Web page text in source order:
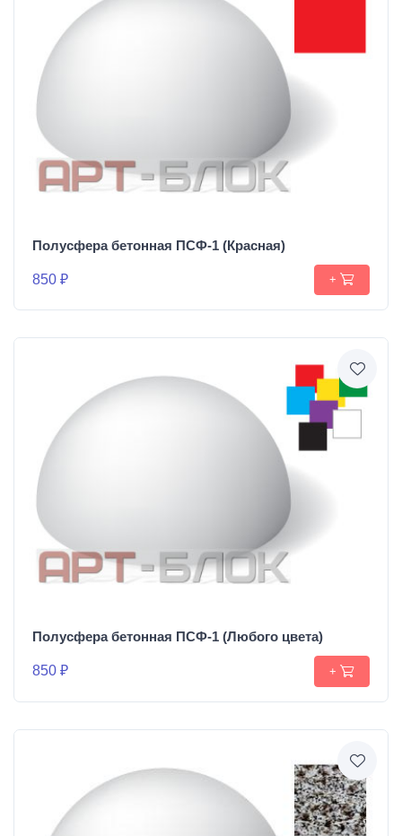
Полусфера бетонная ПСФ-1 (Красная)
850 ₽ +
Полусфера бетонная ПСФ-1 (Любого цвета)
850 ₽ +